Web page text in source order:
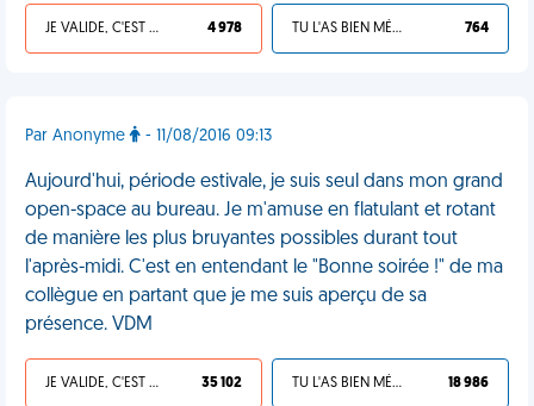
JE VALIDE, C'EST UNE VDM 4 978 TU L'AS BIEN MÉRITÉ 764
Par Anonyme - 11/08/2016 09:13
Aujourd'hui, période estivale, je suis seul dans mon grand
open-space au bureau. Je m'amuse en flatulant et rotant
de manière les plus bruyantes possibles durant tout
l'après-midi. C'est en entendant le "Bonne soirée !" de ma
collègue en partant que je me suis aperçu de sa
présence. VDM
JE VALIDE, C'EST UNE VDM 35 102 TU L'AS BIEN MÉRITÉ 18 986